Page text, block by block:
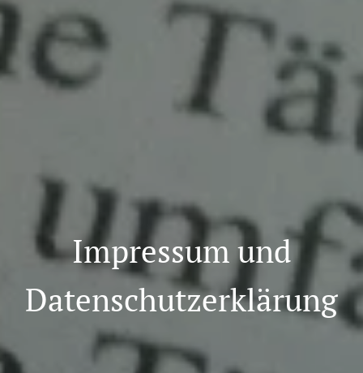
Impressum und
Datenschutzerklärung